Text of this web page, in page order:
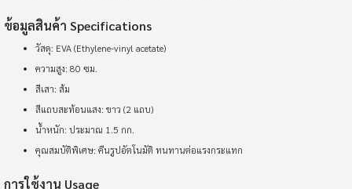
ข้อมูลสินค้า Specifications
วัสดุ: EVA (Ethylene-vinyl acetate)
ความสูง: 80 ซม.
สีเสา: ส้ม
สีแถบสะท้อนแสง: ขาว (2 แถบ)
น้ำหนัก: ประมาณ 1.5 กก.
คุณสมบัติพิเศษ: คืนรูปอัตโนมัติ ทนทานต่อแรงกระแทก
การใช้งาน Usage